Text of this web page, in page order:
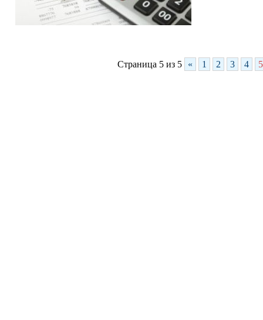
Страница 5 из 5 « 1 2 3 4 5